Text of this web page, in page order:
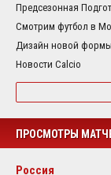
Предсезонная
Смотрим футбол в
Дизайн новой формы
Новости Calcio
ПРОСМОТРЫ
Россия